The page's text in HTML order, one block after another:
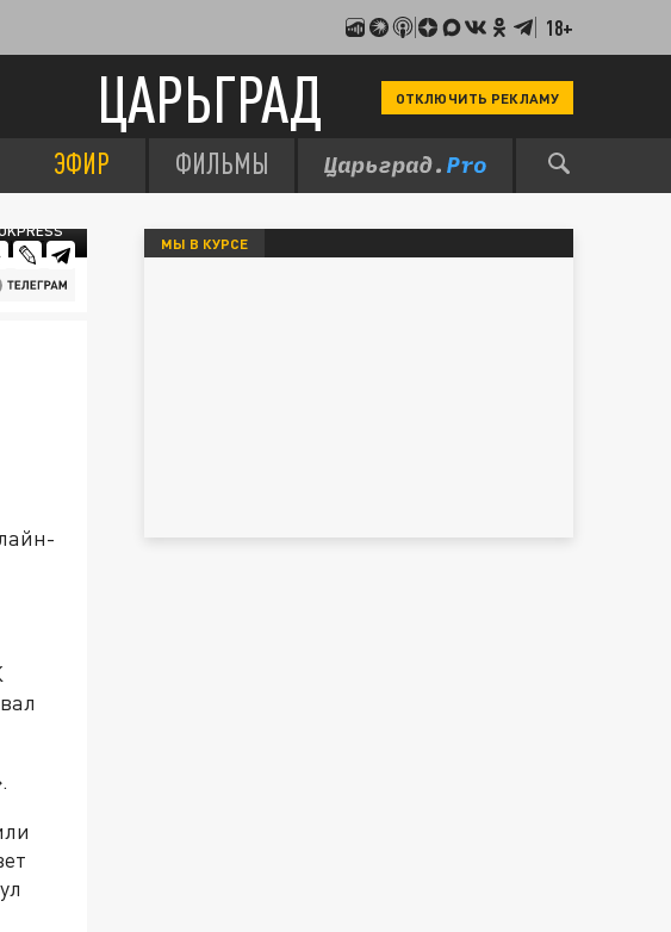
18+
ЦАРЬГРАД ОТКЛЮЧИТЬ РЕКЛАМУ
ЭФИР ФИЛЬМЫ
МЫ В КУРСЕ